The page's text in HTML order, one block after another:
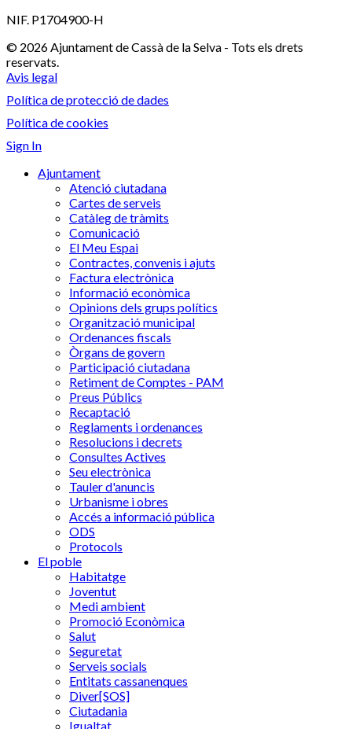
NIF. P1704900-H
© 2026 Ajuntament de Cassà de la Selva - Tots els drets
reservats.
Avis legal
Política de protecció de dades
Política de cookies
Sign In
Ajuntament
Atenció ciutadana
Cartes de serveis
Catàleg de tràmits
Comunicació
El Meu Espai
Contractes, convenis i ajuts
Factura electrònica
Informació econòmica
Opinions dels grups polítics
Organització municipal
Ordenances fiscals
Òrgans de govern
Participació ciutadana
Retiment de Comptes - PAM
Preus Públics
Recaptació
Reglaments i ordenances
Resolucions i decrets
Consultes Actives
Seu electrònica
Tauler d'anuncis
Urbanisme i obres
Accés a informació pública
ODS
Protocols
El poble
Habitatge
Joventut
Medi ambient
Promoció Econòmica
Salut
Seguretat
Serveis socials
Entitats cassanenques
Diver[SOS]
Ciutadania
Igualtat